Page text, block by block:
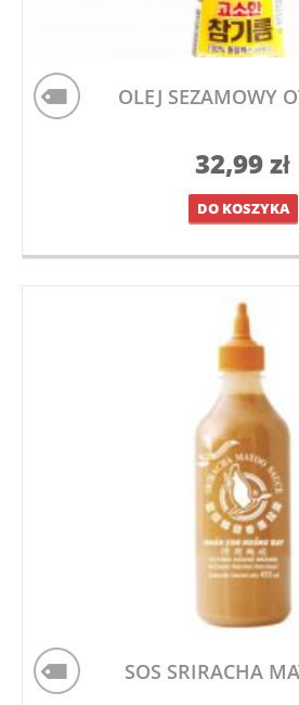
OLEJ SEZAMOWY
32,99zł
DO KOSZYKA
SOS SRIRACHA